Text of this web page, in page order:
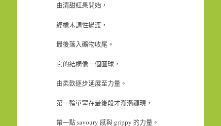
由清甜紅果開始，
經橡木調性過渡，
最後落入礦物收尾。
它的結構像一個圓球，
由柔軟逐步延展至力量。
第一輪單寧在最後段才漸漸顯現，
帶一點 savoury 感與 grippy 的力量。